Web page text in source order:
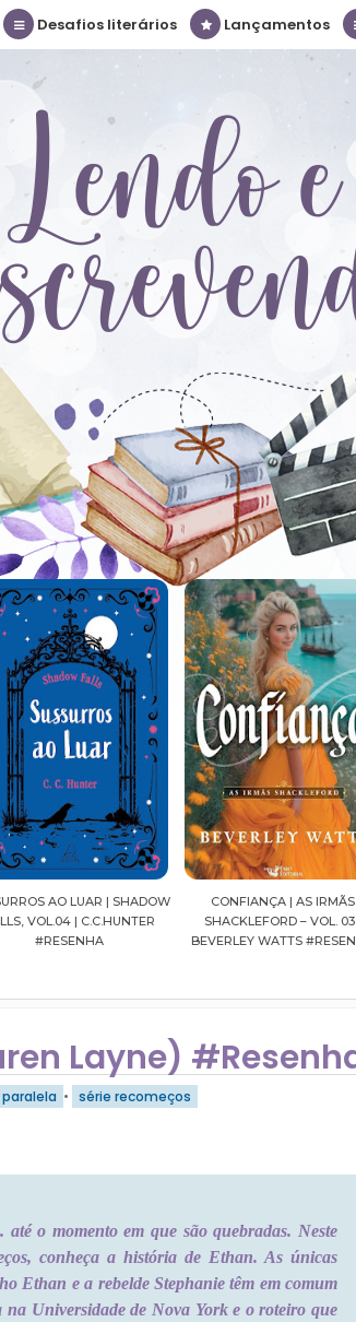
Desafios literários Lançamentos
| AS IRMÃS
– VOL. 03 |
WATTS #RESENHA
DIÁRIOS DE UMA
MANGÁ, VOL.04 | NATSU
Layne)
paralela • série recomeços
até o momento em que são quebradas. Neste
conheça a história de Ethan. As únicas
Ethan e a rebelde Stephanie têm em comum
na Universidade de Nova York e o roteiro que